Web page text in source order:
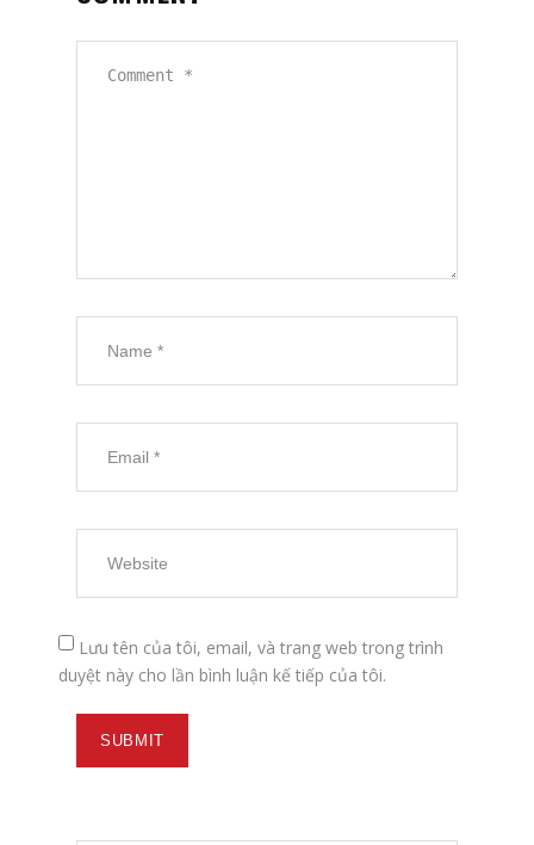
Lưu tên của tôi, email, và trang web trong trình
duyệt này cho lần bình luận kế tiếp của tôi.